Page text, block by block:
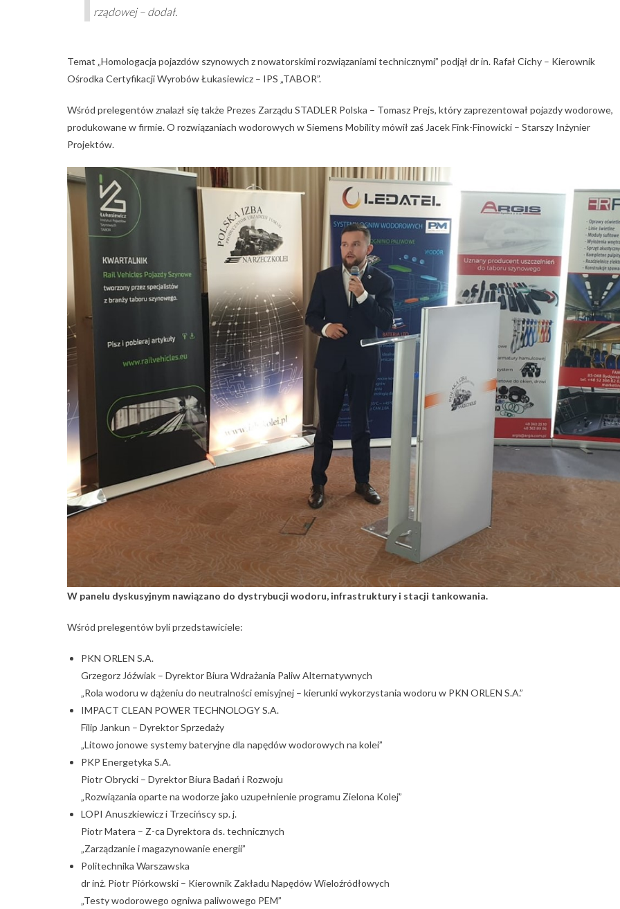
rządowej – dodał.
Temat „Homologacja pojazdów szynowych z nowatorskimi rozwiązaniami technicznymi” podjął dr in. Rafał Cichy – Kierownik
Ośrodka Certyfikacji Wyrobów Łukasiewicz – IPS „TABOR”.
Wśród prelegentów znalazł się także Prezes Zarządu STADLER Polska – Tomasz Prejs, który zaprezentował pojazdy wodorowe,
produkowane w firmie. O rozwiązaniach wodorowych w Siemens Mobility mówił zaś Jacek Fink-Finowicki – Starszy Inżynier
Projektów.
W panelu dyskusyjnym nawiązano do dystrybucji wodoru, infrastruktury i stacji tankowania.
Wśród prelegentów byli przedstawiciele:
PKN ORLEN S.A.
Grzegorz Jóźwiak – Dyrektor Biura Wdrażania Paliw Alternatywnych
„Rola wodoru w dążeniu do neutralności emisyjnej – kierunki wykorzystania wodoru w PKN ORLEN S.A.”
IMPACT CLEAN POWER TECHNOLOGY S.A.
Filip Jankun – Dyrektor Sprzedaży
„Litowo jonowe systemy bateryjne dla napędów wodorowych na kolei”
PKP Energetyka S.A.
Piotr Obrycki – Dyrektor Biura Badań i Rozwoju
„Rozwiązania oparte na wodorze jako uzupełnienie programu Zielona Kolej”
LOPI Anuszkiewicz i Trzecińscy sp. j.
Piotr Matera – Z-ca Dyrektora ds. technicznych
„Zarządzanie i magazynowanie energii”
Politechnika Warszawska
dr inż. Piotr Piórkowski – Kierownik Zakładu Napędów Wieloźródłowych
„Testy wodorowego ogniwa paliwowego PEM”